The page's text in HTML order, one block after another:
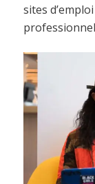
sites